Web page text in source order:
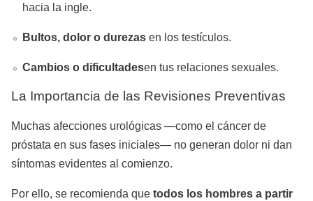
hacia la ingle.
Bultos, dolor o durezas en los testículos.
Cambios o dificultadesen tus relaciones sexuales.
La Importancia de las Revisiones Preventivas
Muchas afecciones urológicas —como el cáncer de
próstata en sus fases iniciales— no generan dolor ni dan
síntomas evidentes al comienzo.
Por ello, se recomienda que todos los hombres a partir